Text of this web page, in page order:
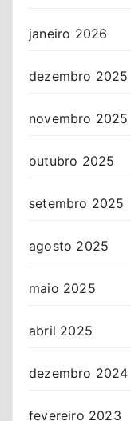
janeiro 2026
dezembro 2025
novembro 2025
outubro 2025
setembro 2025
agosto 2025
maio 2025
abril 2025
dezembro 2024
fevereiro 2023